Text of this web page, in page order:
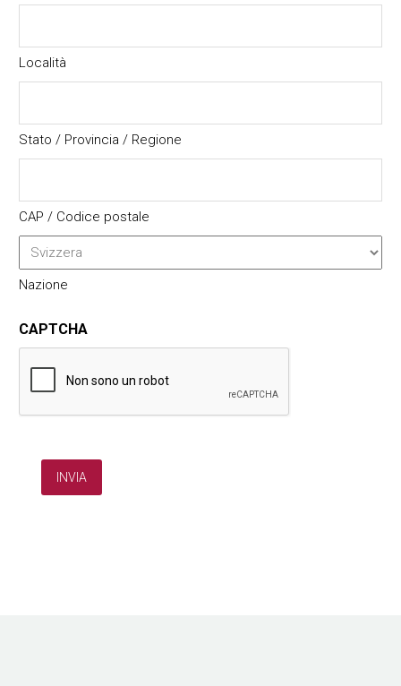
Località
Stato / Provincia / Regione
CAP / Codice postale
Nazione
CAPTCHA